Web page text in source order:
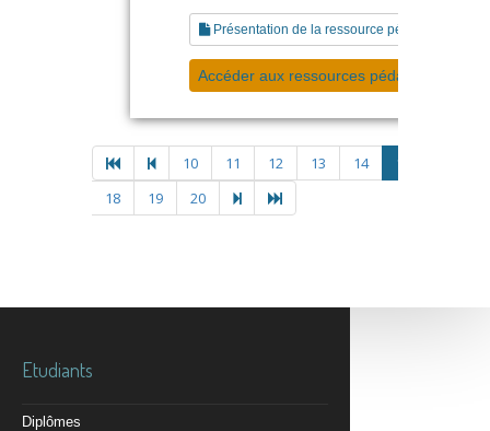
Présentation de la ressource pédagogique
Accéder aux ressources pédagogiques
10 11 12 13 14 15
18
19 20
Etudiants
Diplômes